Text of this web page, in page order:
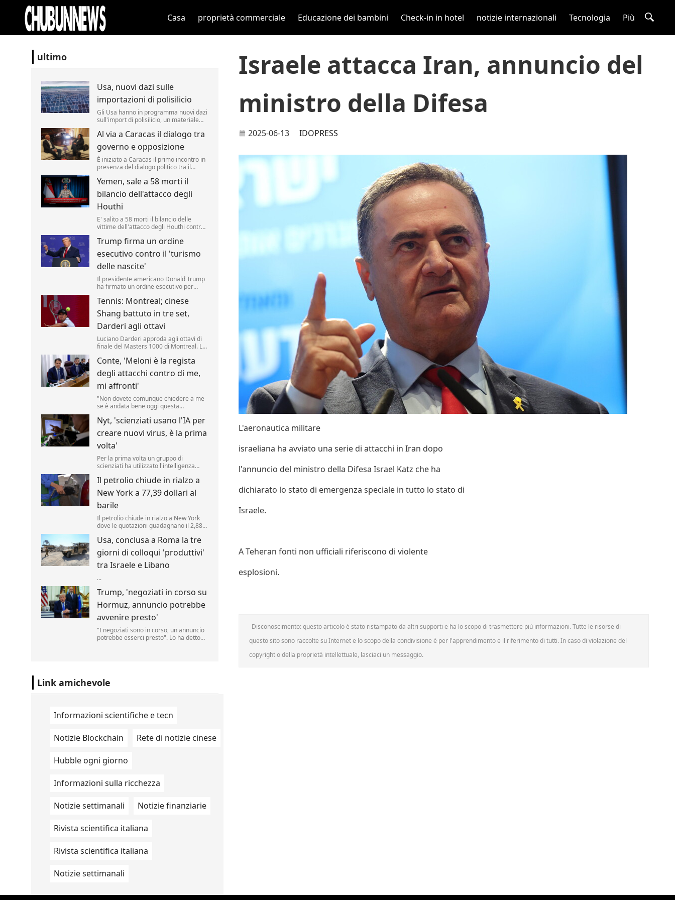
Casa proprietà commerciale Educazione dei bambini Check-in in hotel notizie internazionali Tecnologia Più
ultimo
Usa, nuovi dazi sulle
importazioni di polisilicio
Gli Usa hanno in programma nuovi dazi
sull'import di polisilicio, un materiale
semiconduttori. Lo ha annunciato il
segretario al Commercio Howard
Lutnick, definendo il materiale un
"prodotto fondamentale" per i chip.
Al via a Caracas il dialogo tra
governo e opposizione
È iniziato a Caracas il primo incontro in
presenza del dialogo politico tra il
delegazione dell'opposizione, un
processo sostenuto dagli Stati Uniti con
l'obiettivo dichiarato di favorire una
transizione verso nuove elezioni nel P...
Yemen, sale a 58 morti il
bilancio dell'attacco degli
Houthi
E' salito a 58 morti il bilancio delle
vittime dell'attacco degli Houthi contro i
yemenite. Lo riporta una fonte militare.
Trump firma un ordine
esecutivo contro il 'turismo
delle nascite'
Il presidente americano Donald Trump
ha firmato un ordine esecutivo per
negli Stati Uniti nell'ambito del
cosiddetto 'turismo delle nascite'. Lo ha
annunciato il tycoon, incontrando i
media nello Studio Ovale. .
Tennis: Montreal; cinese
Shang battuto in tre set,
Darderi agli ottavi
Luciano Darderi approda agli ottavi di
finale del Masters 1000 di Montreal. La
superato in rimonta il cinese Shang
Juncheng, n.
Conte, 'Meloni è la regista
degli attacchi contro di me,
mi affronti'
"Non dovete comunque chiedere a me
se è andata bene oggi questa
Meloni se è soddisfatta, perché lei è la
regista di tutto questo.
Nyt, 'scienziati usano l'IA per
creare nuovi virus, è la prima
volta'
Per la prima volta un gruppo di
scienziati ha utilizzato l'intelligenza
alimentando speranze di progressi in
campo medico ma sollevando al
contempo la preoccupante possibilità
che, un giorno, tale tecnologia poss...
Il petrolio chiude in rialzo a
New York a 77,39 dollari al
barile
Il petrolio chiude in rialzo a New York
dove le quotazioni guadagnano il 2,88%
Usa, conclusa a Roma la tre
giorni di colloqui 'produttivi'
tra Israele e Libano
...
Trump, 'negoziati in corso su
Hormuz, annuncio potrebbe
avvenire presto'
"I negoziati sono in corso, un annuncio
potrebbe esserci presto". Lo ha detto
Link amichevole
Informazioni scientifiche e tecn
Notizie Blockchain Rete di notizie cinese
Hubble ogni giorno
Informazioni sulla ricchezza
Notizie settimanali Notizie finanziarie
Rivista scientifica italiana
Rivista scientifica italiana
Notizie settimanali
Israele attacca Iran, annuncio del
ministro della Difesa
2025-06-13IDOPRESS
L'aeronautica militare
israeliana ha avviato una serie di attacchi in Iran dopo
l'annuncio del ministro della Difesa Israel Katz che ha
dichiarato lo stato di emergenza speciale in tutto lo stato di
Israele.
A Teheran fonti non ufficiali riferiscono di violente
esplosioni.
Disconoscimento: questo articolo è stato ristampato da altri supporti e ha lo scopo di trasmettere più informazioni. Tutte le risorse di
questo sito sono raccolte su Internet e lo scopo della condivisione è per l'apprendimento e il riferimento di tutti. In caso di violazione del
copyright o della proprietà intellettuale, lasciaci un messaggio.